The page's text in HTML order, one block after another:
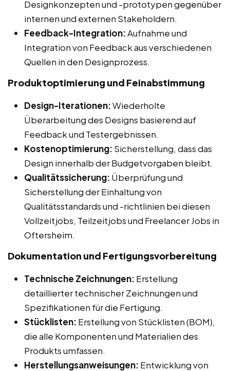
Designkonzepten und -prototypen gegenüber
internen und externen Stakeholdern.
Feedback-Integration:Aufnahme und
Integration von Feedback aus verschiedenen
Quellen in den Designprozess.
Produktoptimierung und Feinabstimmung
Design-Iterationen:Wiederholte
Überarbeitung des Designs basierend auf
Feedback und Testergebnissen.
Kostenoptimierung: Sicherstellung, dass das
Design innerhalb der Budgetvorgaben bleibt.
Qualitätssicherung: Überprüfung und
Sicherstellung der Einhaltung von
Qualitätsstandards und -richtlinien bei diesen
Vollzeitjobs, Teilzeitjobs und Freelancer Jobs in
Oftersheim.
Dokumentation und Fertigungsvorbereitung
Technische Zeichnungen: Erstellung
detaillierter technischer Zeichnungen und
Spezifikationen für die Fertigung.
Stücklisten: Erstellung von Stücklisten (BOM),
die alle Komponenten und Materialien des
Produkts umfassen.
Herstellungsanweisungen: Entwicklung von